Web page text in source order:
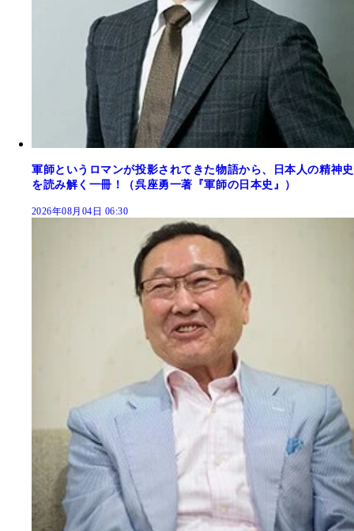
軍師というロマンが投影されてきた物語から、日本人の精神史
を読み解く一冊！（呉座勇一著『軍師の日本史』）
2026年08月04日 06:30